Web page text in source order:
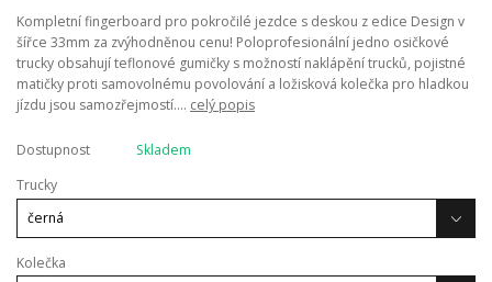
Kompletní fingerboard pro pokročilé jezdce s deskou z edice Design v
šířce 33mm za zvýhodněnou cenu! Poloprofesionální jedno osičkové
trucky obsahují teflonové gumičky s možností naklápění trucků, pojistné
matičky proti samovolnému povolování a ložisková kolečka pro hladkou
jízdu jsou samozřejmostí.... celý popis
Dostupnost
Skladem
Trucky
Kolečka